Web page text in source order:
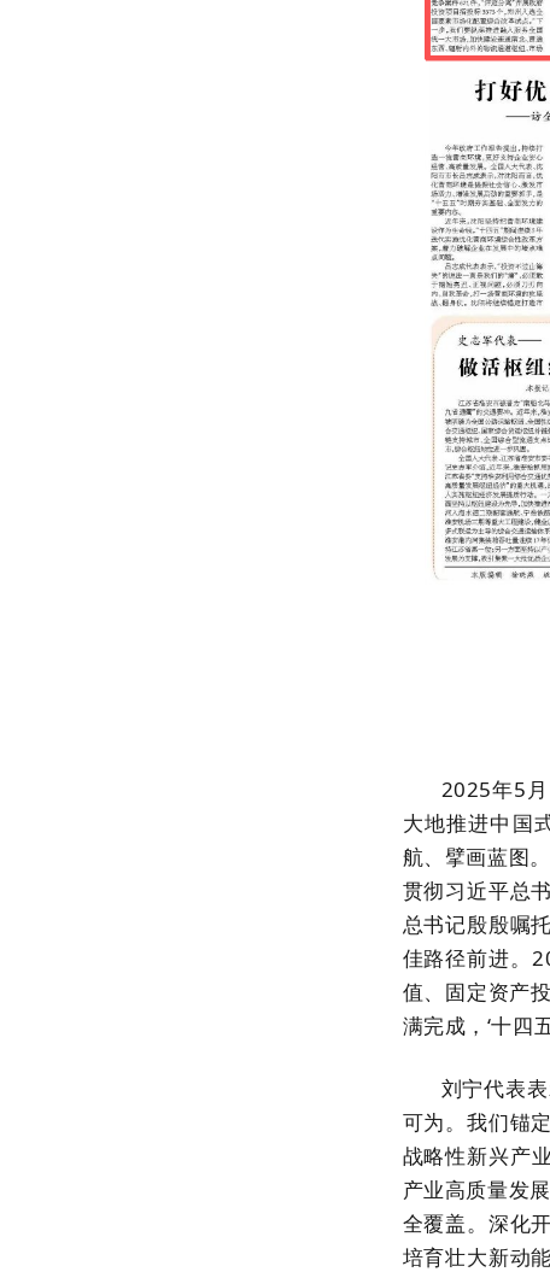
2025年5
大地推进中国
航、擘画蓝图
贯彻习近平总
总书记殷殷嘱
佳路径前进。
值、固定资产
满完成，‘十四
刘宁代表
可为。我们锚
战略性新兴产
产业高质量发
全覆盖。深化
培育壮大新动